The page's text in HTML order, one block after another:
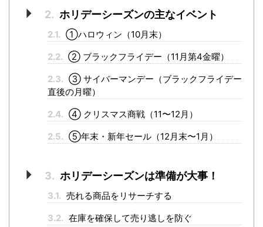
2. ホリデーシーズンの主なイベント
2.1. ①ハロウィン（10月末）
2.2. ② ブラックフライデー（11月第4金曜）
2.3. ③ サイバーマンデー（ブラックフライデー
直後の月曜）
2.4. ④ クリスマス商戦（11〜12月）
2.5. ⑤年末・新年セール（12月末〜1月）
3. ホリデーシーズンは準備が大事！
3.1. 売れる商品をリサーチする
3.2. 在庫を確保して売り逃しを防ぐ